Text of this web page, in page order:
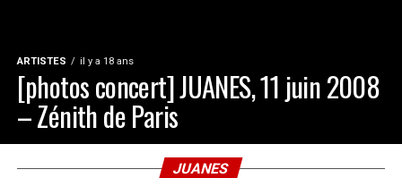
ARTISTES il y a 18 ans
[photos concert] JUANES, 11 juin 2008
– Zénith de Paris
JUANES